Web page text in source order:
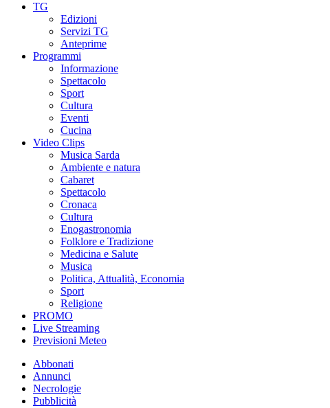
TG
Edizioni
Servizi TG
Anteprime
Programmi
Informazione
Spettacolo
Sport
Cultura
Eventi
Cucina
Video Clips
Musica Sarda
Ambiente e natura
Cabaret
Spettacolo
Cronaca
Cultura
Enogastronomia
Folklore e Tradizione
Medicina e Salute
Musica
Politica, Attualità, Economia
Sport
Religione
PROMO
Live Streaming
Previsioni Meteo
Abbonati
Annunci
Necrologie
Pubblicità